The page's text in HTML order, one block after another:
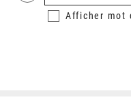
Afficher mot